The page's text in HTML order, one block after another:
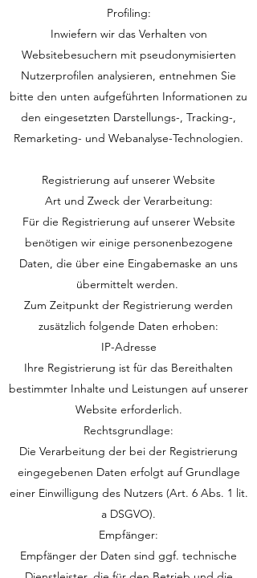
Profiling:
Inwiefern wir das Verhalten von
Websitebesuchern mit pseudonymisierten
Nutzerprofilen analysieren, entnehmen Sie
bitte den unten aufgeführten Informationen zu
den eingesetzten Darstellungs-, Tracking-,
Remarketing- und Webanalyse-Technologien.
Registrierung auf unserer Website
Art und Zweck der Verarbeitung:
Für die Registrierung auf unserer Website
benötigen wir einige personenbezogene
Daten, die über eine Eingabemaske an uns
übermittelt werden.
Zum Zeitpunkt der Registrierung werden
zusätzlich folgende Daten erhoben:
IP-Adresse
Ihre Registrierung ist für das Bereithalten
bestimmter Inhalte und Leistungen auf unserer
Website erforderlich.
Rechtsgrundlage:
Die Verarbeitung der bei der Registrierung
eingegebenen Daten erfolgt auf Grundlage
einer Einwilligung des Nutzers (Art. 6 Abs. 1 lit.
a DSGVO).
Empfänger:
Empfänger der Daten sind ggf. technische